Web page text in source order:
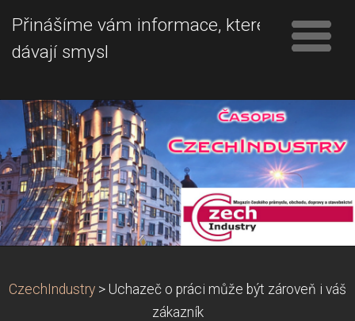
Přinášíme vám informace, které
dávají smysl
CzechIndustry > Uchazeč o práci může být zároveň i váš
zákazník